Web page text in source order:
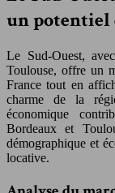
un potentiel
Le Sud-Ouest,
Toulouse, offre un
France tout en
charme de la
économique
Bordeaux et
démographique et
locative.